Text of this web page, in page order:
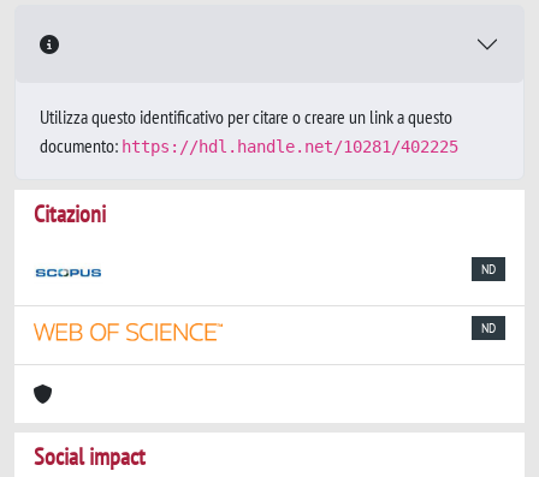
Utilizza questo identificativo per citare o creare un link a questo
documento: https://hdl.handle.net/10281/402225
Citazioni
ND
ND
Social impact